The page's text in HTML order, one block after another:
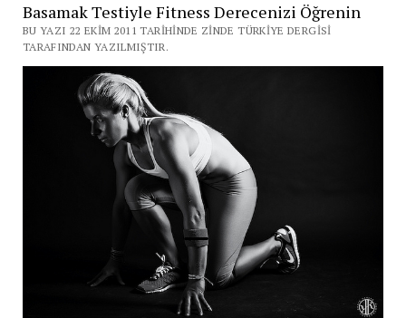
Basamak Testiyle Fitness Derecenizi Öğrenin
BU YAZI 22 EKIM 2011 TARIHINDE ZINDE TÜRKIYE DERGISI
TARAFINDAN YAZILMIŞTIR.